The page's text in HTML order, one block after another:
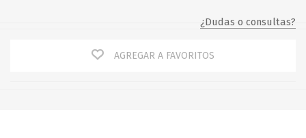
¿Dudas o consultas?
AGREGAR A FAVORITOS